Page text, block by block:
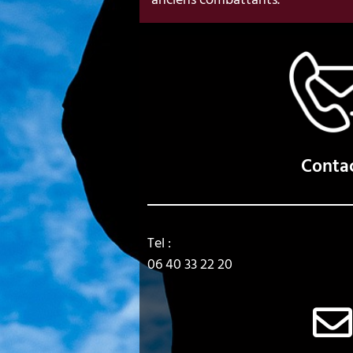
Tel :
06 40 33 22 20